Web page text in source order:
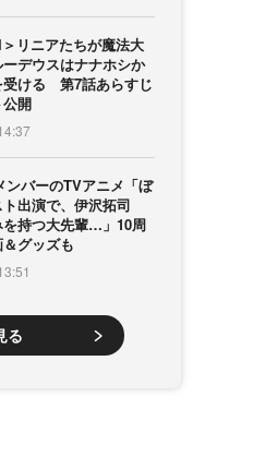
リニアたちが魔法大
デウスはナナホシか
受ける 第7話あらすじ
公開
バーのTVアニメ「ぼ
出演で、伊沢拓司
を持つ大先輩…」10周
グッズも
る